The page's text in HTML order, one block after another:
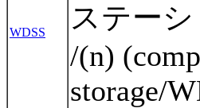
WDSS
ステー
/(n)
storage/